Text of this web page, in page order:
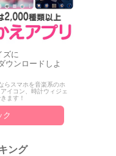
ズに
ウンロードしよ
らスマホを音楽系のホ
イコン、時計ウィジェ
ます！
ク
ング